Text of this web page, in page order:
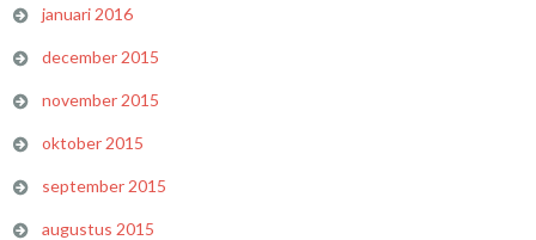
januari 2016
december 2015
november 2015
oktober 2015
september 2015
augustus 2015